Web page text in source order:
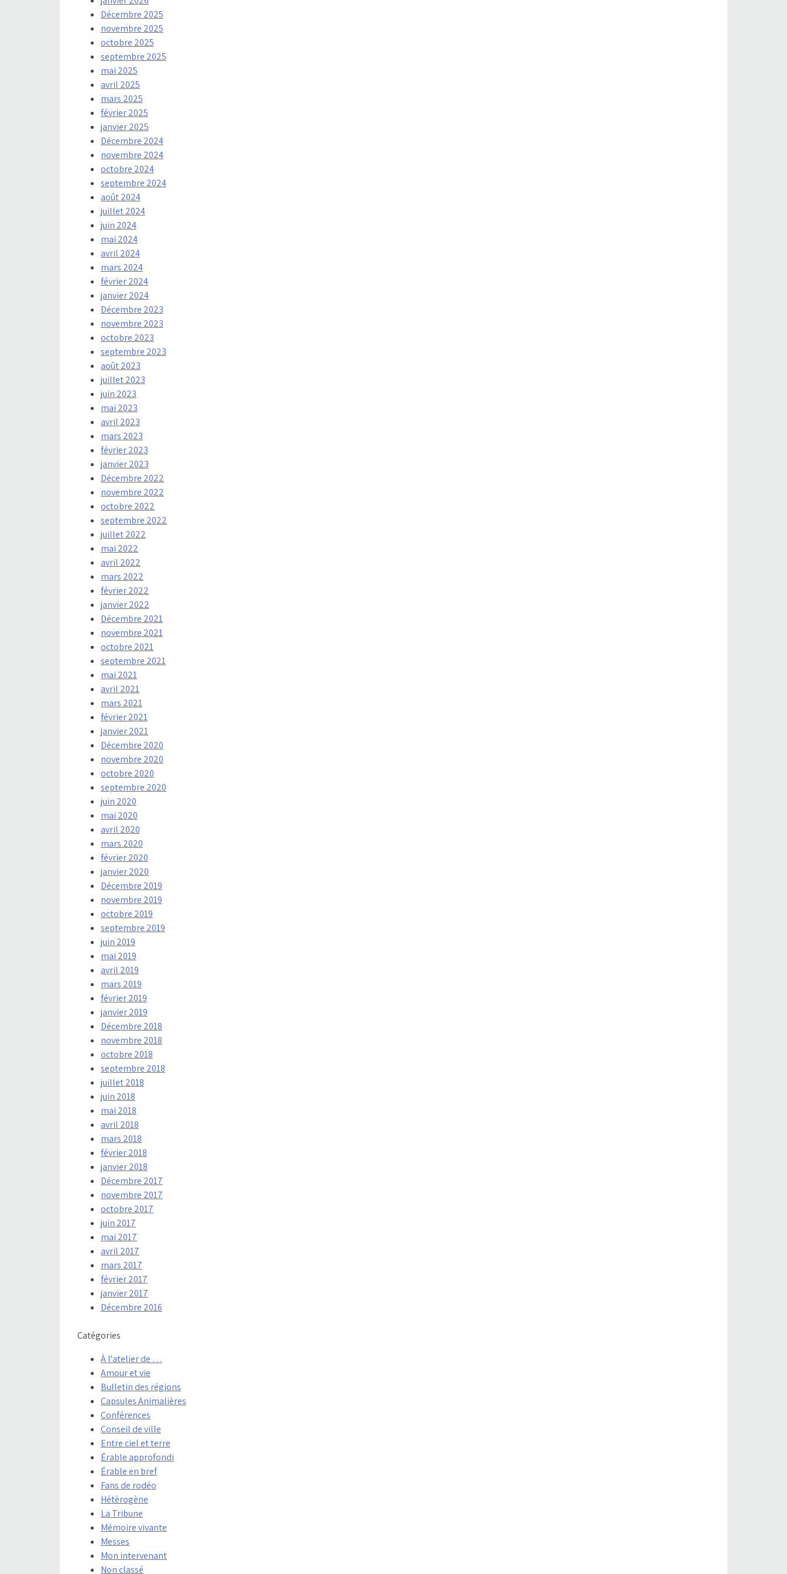
Décembre 2025
novembre 2025
octobre 2025
septembre 2025
mai 2025
avril 2025
mars 2025
février 2025
janvier 2025
Décembre 2024
novembre 2024
octobre 2024
septembre 2024
août 2024
juillet 2024
juin 2024
mai 2024
avril 2024
mars 2024
février 2024
janvier 2024
Décembre 2023
novembre 2023
octobre 2023
septembre 2023
août 2023
juillet 2023
juin 2023
mai 2023
avril 2023
mars 2023
février 2023
janvier 2023
Décembre 2022
novembre 2022
octobre 2022
septembre 2022
juillet 2022
mai 2022
avril 2022
mars 2022
février 2022
janvier 2022
Décembre 2021
novembre 2021
octobre 2021
septembre 2021
mai 2021
avril 2021
mars 2021
février 2021
janvier 2021
Décembre 2020
novembre 2020
octobre 2020
septembre 2020
juin 2020
mai 2020
avril 2020
mars 2020
février 2020
janvier 2020
Décembre 2019
novembre 2019
octobre 2019
septembre 2019
juin 2019
mai 2019
avril 2019
mars 2019
février 2019
janvier 2019
Décembre 2018
novembre 2018
octobre 2018
septembre 2018
juillet 2018
juin 2018
mai 2018
avril 2018
mars 2018
février 2018
janvier 2018
Décembre 2017
novembre 2017
octobre 2017
juin 2017
mai 2017
avril 2017
mars 2017
février 2017
janvier 2017
Décembre 2016
Catégories
À l'atelier de …
Amour et vie
Bulletin des régions
Capsules Animalières
Conférences
Conseil de ville
Entre ciel et terre
Érable approfondi
Érable en bref
Fans de rodéo
Hétèrogène
La Tribune
Mémoire vivante
Messes
Mon intervenant
Non classé